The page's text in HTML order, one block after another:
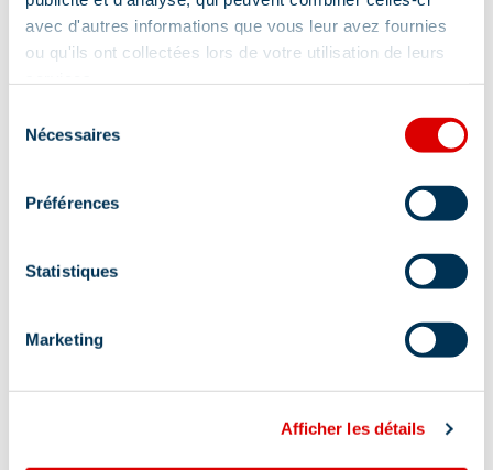
avec d'autres informations que vous leur avez fournies
ou qu'ils ont collectées lors de votre utilisation de leurs
Nécessaires
Préférences
Statistiques
Marketing
Afficher les détails
Defibrillator
Toiletten
Diensten
Wifi Internet
Toegankelijk met kinderwagen
Lunch service
Avonddienst